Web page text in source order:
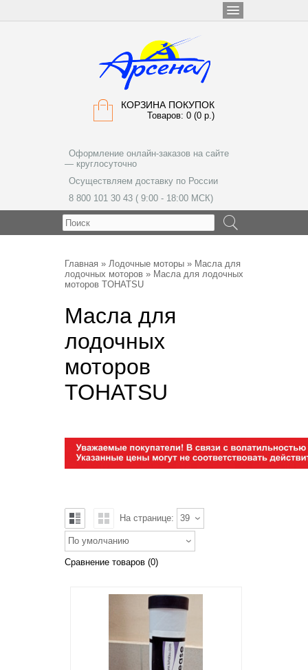
КОРЗИНА ПОКУПОК
Товаров: 0 (0 р.)
Оформление онлайн-заказов на сайте
— круглосуточно
Осуществляем доставку по России
8 800 101 30 43 ( 9:00 - 18:00 МСК)
Главная » Лодочные моторы » Масла для
лодочных моторов » Масла для лодочных
моторов TOHATSU
Масла для
лодочных
моторов
TOHATSU
На странице: 39
По умолчанию
Сравнение товаров (0)